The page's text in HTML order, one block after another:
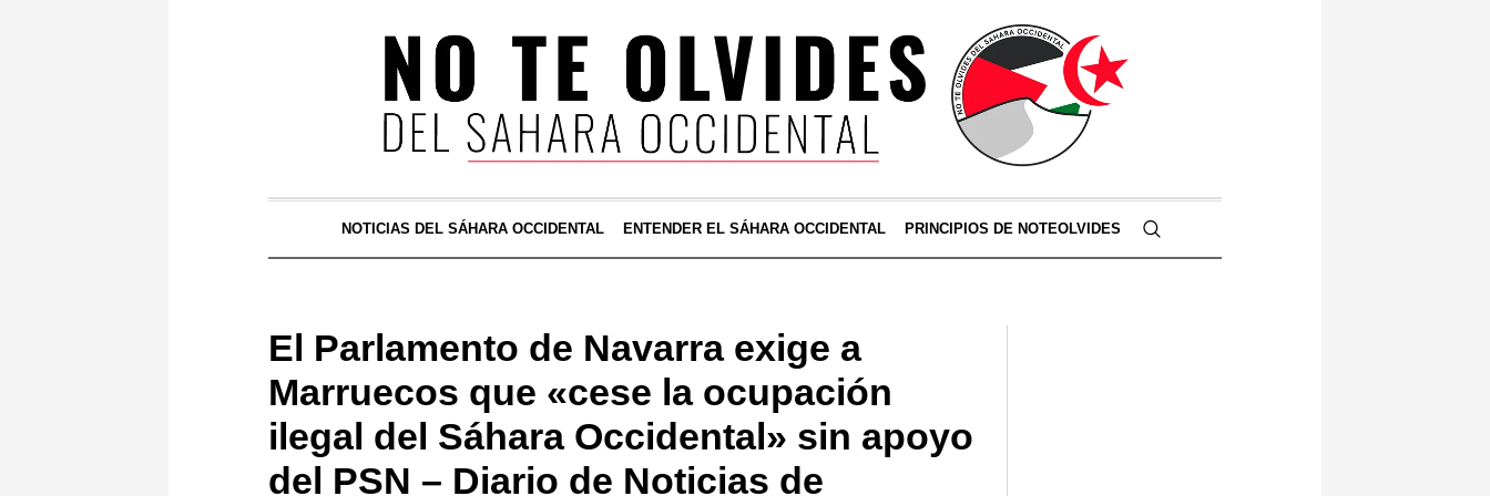
NOTICIAS DEL SÁHARA OCCIDENTAL ENTENDER EL SÁHARA OCCIDENTAL PRINCIPIOS DE NOTEOLVIDES
El Parlamento de Navarra exige a
Marruecos que «cese la ocupación
ilegal del Sáhara Occidental» sin apoyo
del PSN – Diario de Noticias de